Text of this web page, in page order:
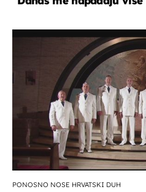
PONOSNO NOSE HRVATSKI DUH